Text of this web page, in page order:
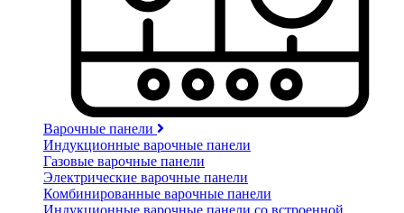
Варочные панели
Индукционные варочные панели
Газовые варочные панели
Электрические варочные панели
Комбинированные варочные панели